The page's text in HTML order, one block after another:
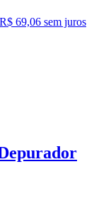
R$ 69,06 sem juros